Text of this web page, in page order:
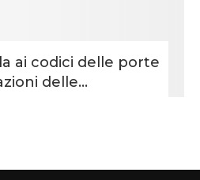
ai codici delle porte
delle...